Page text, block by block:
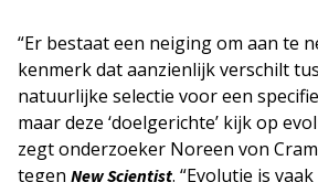
“Er bestaat een neiging om aan te
kenmerk dat aanzienlijk verschilt
natuurlijke selectie voor een
maar deze ‘doelgerichte’ kijk op
zegt onderzoeker Noreen von
tegen New Scientist. “Evolutie is